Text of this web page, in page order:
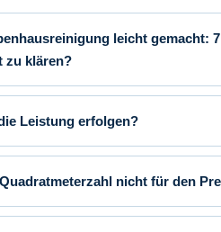
leicht gemacht:
zu klären?
Leistung erfolgen?
nicht für den